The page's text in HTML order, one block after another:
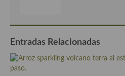
Sales y polvos
Adobos
Entradas Relacionadas